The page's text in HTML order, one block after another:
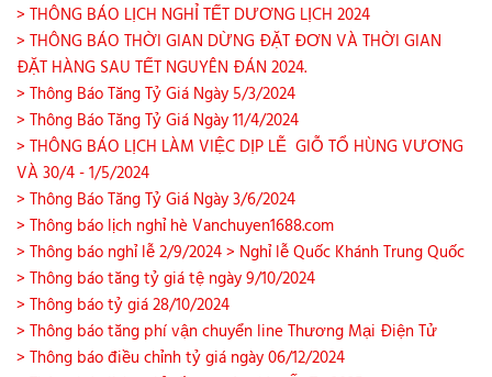
> THÔNG BÁO LỊCH NGHỈ TẾT DƯƠNG LỊCH 2024
> THÔNG BÁO THỜI GIAN DỪNG ĐẶT ĐƠN VÀ THỜI GIAN
ĐẶT HÀNG SAU TẾT NGUYÊN ĐÁN 2024.
> Thông Báo Tăng Tỷ Giá Ngày 5/3/2024
> Thông Báo Tăng Tỷ Giá Ngày 11/4/2024
> THÔNG BÁO LỊCH LÀM VIỆC DỊP LỄ GIỖ TỔ HÙNG VƯƠNG
VÀ 30/4 - 1/5/2024
> Thông Báo Tăng Tỷ Giá Ngày 3/6/2024
> Thông báo lịch nghỉ hè Vanchuyen1688.com
> Thông báo nghỉ lễ 2/9/2024> Nghỉ lễ Quốc Khánh Trung Quốc
> Thông báo tăng tỷ giá tệ ngày 9/10/2024
> Thông báo tỷ giá 28/10/2024
> Thông báo tăng phí vận chuyển line Thương Mại Điện Tử
> Thông báo điều chỉnh tỷ giá ngày 06/12/2024